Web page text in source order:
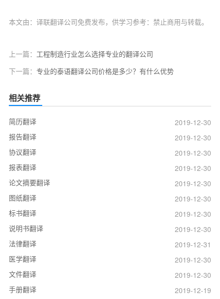
本文由：译联翻译公司免费发布，供学习参考：禁止商用与转载。
上一篇： 工程制造行业怎么选择专业的翻译公司
下一篇： 专业的泰语翻译公司价格是多少？有什么优势
相关推荐
简历翻译
2019-12-30
报告翻译
2019-12-30
协议翻译
2019-12-30
报表翻译
2019-12-30
论文摘要翻译
2019-12-30
图纸翻译
2019-12-30
标书翻译
2019-12-30
说明书翻译
2019-12-30
法律翻译
2019-12-31
医学翻译
2019-12-30
文件翻译
2019-12-30
手册翻译
2019-12-19